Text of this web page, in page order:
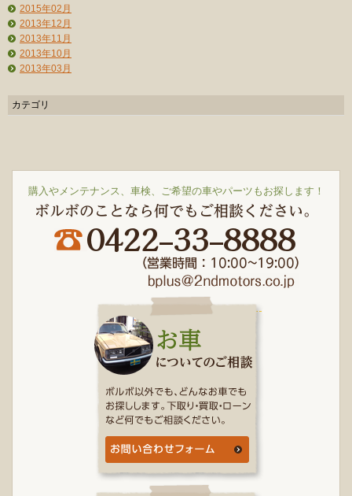
2015年02月
2013年12月
2013年11月
2013年10月
2013年03月
カテゴリ
購入やメンテナンス、車検、ご希望の車やパーツもお探します！
ボルボのことなら何でもご相談ください。